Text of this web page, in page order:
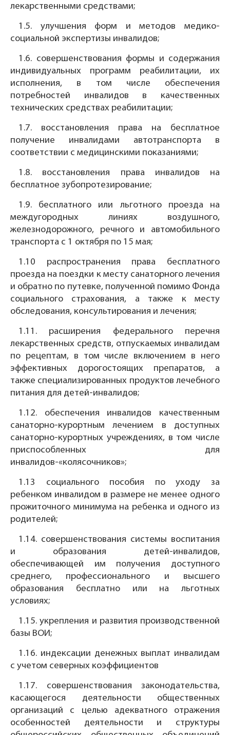
лекарственными средствами;
1.5. улучшения форм и методов медико-
социальной экспертизы инвалидов;
1.6. совершенствования формы и содержания
индивидуальных программ реабилитации, их
исполнения, в том числе обеспечения
потребностей инвалидов в качественных
технических средствах реабилитации;
1.7. восстановления права на бесплатное
получение инвалидами автотранспорта в
соответствии с медицинскими показаниями;
1.8. восстановления права инвалидов на
бесплатное зубопротезирование;
1.9. бесплатного или льготного проезда на
междугородных линиях воздушного,
железнодорожного, речного и автомобильного
транспорта с 1 октября по 15 мая;
1.10 распространения права бесплатного
проезда на поездки к месту санаторного лечения
и обратно по путевке, полученной помимо Фонда
социального страхования, а также к месту
обследования, консультирования и лечения;
1.11. расширения федерального перечня
лекарственных средств, отпускаемых инвалидам
по рецептам, в том числе включением в него
эффективных дорогостоящих препаратов, а
также специализированных продуктов лечебного
питания для детей-инвалидов;
1.12. обеспечения инвалидов качественным
санаторно-курортным лечением в доступных
санаторно-курортных учреждениях, в том числе
приспособленных для
инвалидов-«колясочников»;
1.13 социального пособия по уходу за
ребенком инвалидом в размере не менее одного
прожиточного минимума на ребенка и одного из
родителей;
1.14. совершенствования системы воспитания
и образования детей-инвалидов,
обеспечивающей им получения доступного
среднего, профессионального и высшего
образования бесплатно или на льготных
условиях;
1.15. укрепления и развития производственной
базы ВОИ;
1.16. индексации денежных выплат инвалидам
с учетом северных коэффициентов
1.17. совершенствования законодательства,
касающегося деятельности общественных
организаций с целью адекватного отражения
особенностей деятельности и структуры